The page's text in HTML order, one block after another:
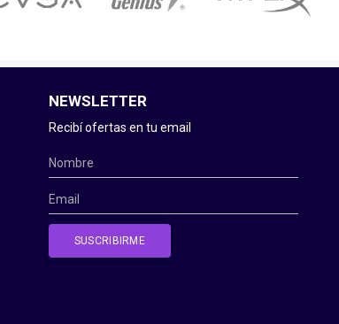
NEWSLETTER
Recibí ofertas en tu email